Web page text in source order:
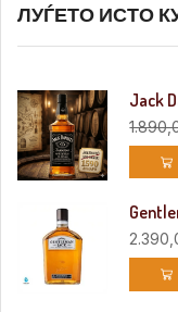
ЛУЃЕТО ИСТО
Jack